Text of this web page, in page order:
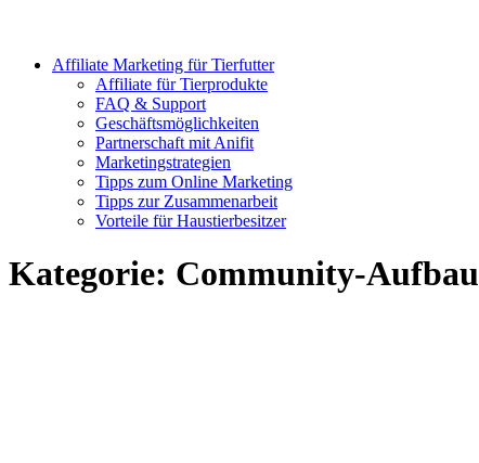
Affiliate Marketing für Tierfutter
Affiliate für Tierprodukte
FAQ & Support
Geschäftsmöglichkeiten
Partnerschaft mit Anifit
Marketingstrategien
Tipps zum Online Marketing
Tipps zur Zusammenarbeit
Vorteile für Haustierbesitzer
Kategorie: Community-Aufbau